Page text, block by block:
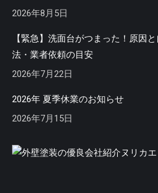
し
い
ド
き
し
い
ウ
ン
ド
き
2026年8月5日
【緊急】洗面台がつまった！原因
法・業者依頼の目安
2026年7月22日
2026年 夏季休業のお知らせ
2026年7月15日